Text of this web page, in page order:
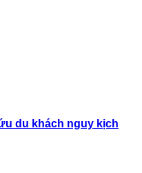
du khách nguy kịch